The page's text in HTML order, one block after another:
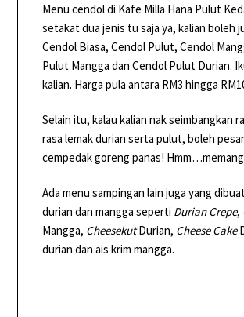
Menu cendol di Kafe Milla Hana Pulut
setakat dua jenis tu saja ya, kalian boleh
Cendol Biasa, Cendol Pulut, Cendol
Pulut Mangga dan Cendol Pulut Durian.
kalian. Harga pula antara RM3 hingga
Selain itu, kalau kalian nak seimbangkan
rasa lemak durian serta pulut, boleh
cempedak goreng panas!
Ada menu sampingan lain juga yang
durian dan mangga seperti Durian Crepe,
Mangga, CheesekutDurian, Cheese Cake
durian dan ais krim mangga.